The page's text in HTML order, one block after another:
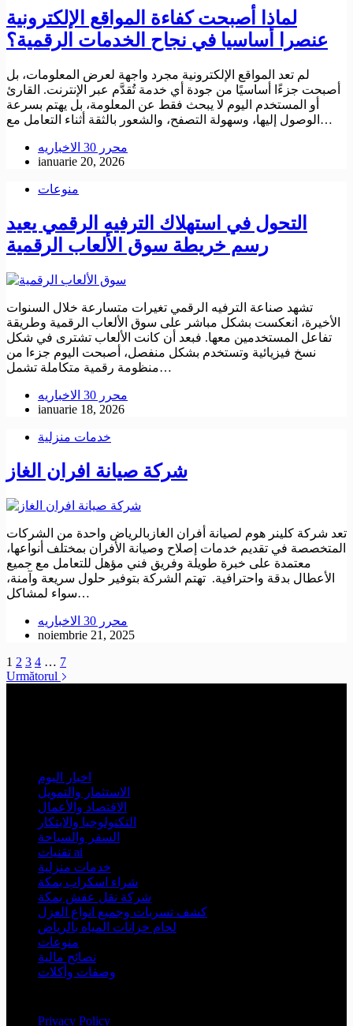
لماذا أصبحت كفاءة المواقع الإلكترونية
عنصرا أساسيا في نجاح الخدمات الرقمية؟
لم تعد المواقع الإلكترونية مجرد واجهة لعرض المعلومات، بل
أصبحت جزءًا أساسيًا من جودة أي خدمة تُقدَّم عبر الإنترنت. القارئ
أو المستخدم اليوم لا يبحث فقط عن المعلومة، بل يهتم بسرعة
الوصول إليها، وسهولة التصفح، والشعور بالثقة أثناء التعامل مع…
محرر 30 الاخباريه
ianuarie 20, 2026
منوعات
التحول في استهلاك الترفيه الرقمي يعيد
رسم خريطة سوق الألعاب الرقمية
تشهد صناعة الترفيه الرقمي تغيرات متسارعة خلال السنوات
الأخيرة، انعكست بشكل مباشر على سوق الألعاب الرقمية وطريقة
تفاعل المستخدمين معها. فبعد أن كانت الألعاب تشترى في شكل
نسخ فيزيائية وتستخدم بشكل منفصل، أصبحت اليوم جزءا من
منظومة رقمية متكاملة تشمل…
محرر 30 الاخباريه
ianuarie 18, 2026
خدمات منزلية
شركة صيانة افران الغاز
تعد شركة كلينر هوم لصيانة أفران الغازبالرياض واحدة من الشركات
المتخصصة في تقديم خدمات إصلاح وصيانة الأفران بمختلف أنواعها،
معتمدة على خبرة طويلة وفريق فني مؤهل للتعامل مع جميع
الأعطال بدقة واحترافية. تهتم الشركة بتوفير حلول سريعة وآمنة،
سواء لمشاكل…
محرر 30 الاخباريه
noiembrie 21, 2025
1 2 3 4 … 7
Următorul
اخبار اليوم
الاستثمار والتمويل
الاقتصاد والأعمال
التكنولوجيا والابتكار
السفر والسياحة
تقنيات ai
خدمات منزلية
شراء اسكراب بمكة
شركة نقل عفش بمكة
كشف تسربات وجميع انواع العزل
لحام خزانات المياه بالرياض
منوعات
نصائح مالية
وصفات وأكلات
Privacy Policy